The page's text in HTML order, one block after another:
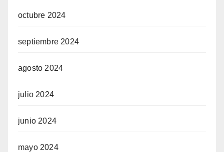
octubre 2024
septiembre 2024
agosto 2024
julio 2024
junio 2024
mayo 2024